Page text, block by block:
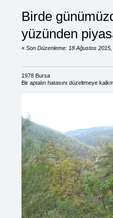
Birde
yüzünden
« Son Düzenleme: 18 Ağustos
1978 Bursa
Bir aptalın hatasını düzeltmeye